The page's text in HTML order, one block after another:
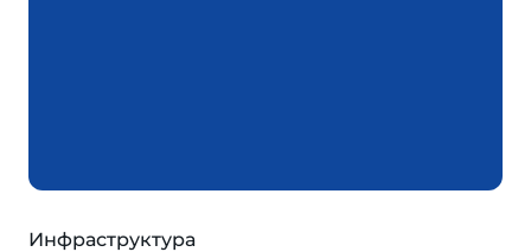
Инфраструктура